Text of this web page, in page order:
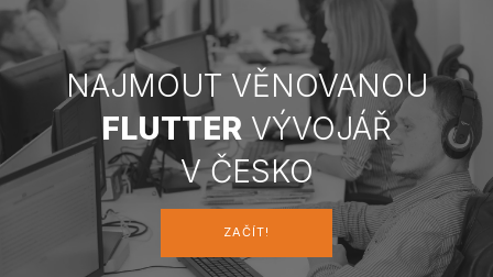
ODBORNOST
JAK TO FUNGUJE?
KARIÉRA
NAJMOUT
ČESKO
ZAČÍT
NAJMOUT VĚNOVANOU
FLUTTER VÝVOJÁŘ
V ČESKO
ZAČÍT!